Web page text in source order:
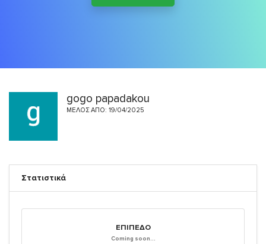
gogo papadakou
ΜΈΛΟΣ ΑΠΌ: 19/04/2025
Στατιστικά
ΕΠΊΠΕΔΟ
Coming soon...